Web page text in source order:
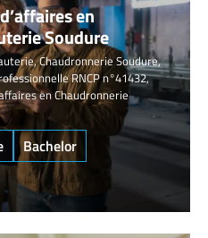
en
Soudure
Chaudronnerie Soudure,
RNCP n°41432,
en Chaudronnerie
Bachelor